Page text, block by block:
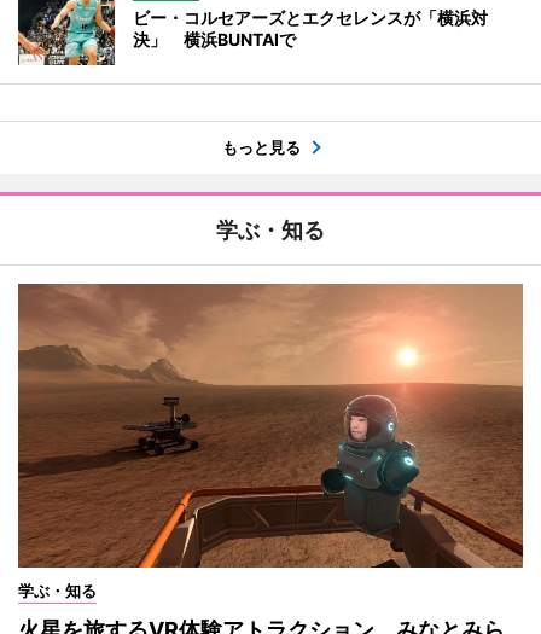
ビー・コルセアーズとエクセレンスが「横浜対
決」 横浜BUNTAIで
もっと見る
学ぶ・知る
学ぶ・知る